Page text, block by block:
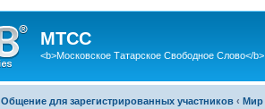
МТСС
<b>Московское Татарское Свободное Слово</b>
Общение для зарегистрированных участников ‹ Мир